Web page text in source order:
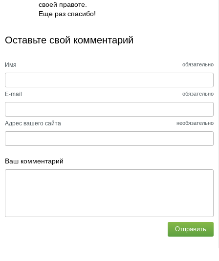
своей правоте.
Еще раз спасибо!
Оставьте свой комментарий
Имя обязательно
E-mail обязательно
Адрес вашего сайта необязательно
Ваш комментарий
Отправить